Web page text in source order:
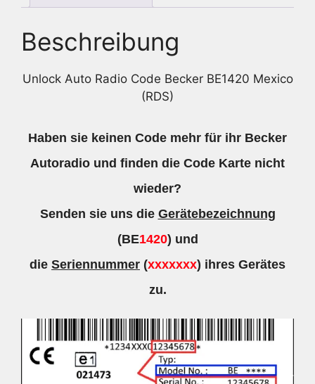
Beschreibung
Unlock Auto Radio Code Becker BE1420 Mexico
(RDS)
Haben sie keinen Code mehr für ihr Becker
Autoradio und finden die Code Karte nicht
wieder?
Senden sie uns die Gerätebezeichnung
(BE1420) und
die Seriennummer (xxxxxxx) ihres Gerätes
zu.